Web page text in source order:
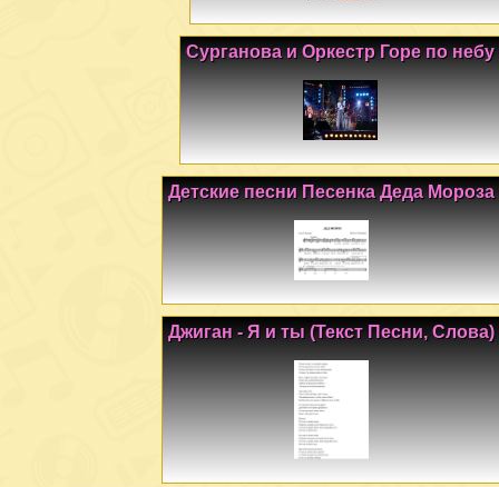
Сурганова и Оркестр Горе по небу
Детские песни Песенка Деда Мороза
Джиган - Я и ты (Текст Песни, Слова)